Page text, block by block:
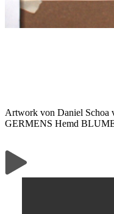
Artwork von Daniel Schoa
GERMENS Hemd